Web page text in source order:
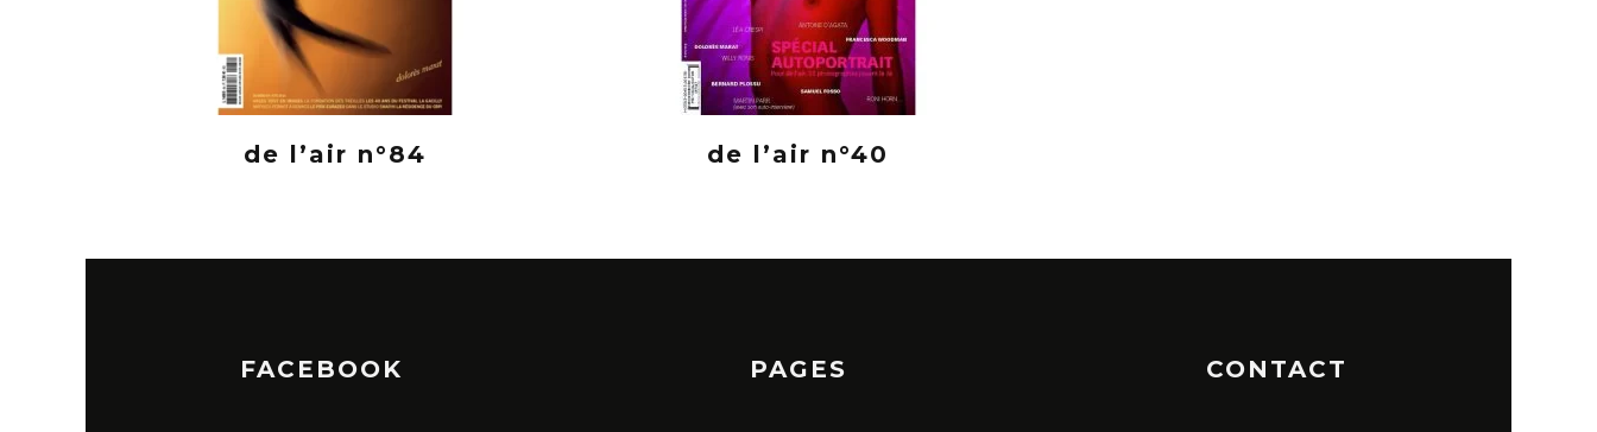
de l’air n°84 de l’air n°40
FACEBOOK PAGES CONTACT